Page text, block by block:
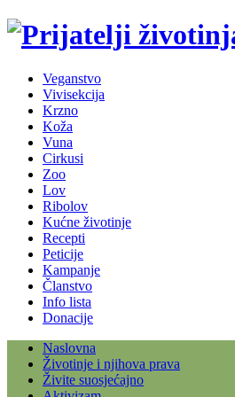
Veganstvo
Vivisekcija
Krzno
Koža
Vuna
Cirkusi
Zoo
Lov
Ribolov
Kućne životinje
Recepti
Peticije
Kampanje
Članstvo
Info lista
Donacije
Naslovna
Životinje i njihova prava
Živite suosjećajno